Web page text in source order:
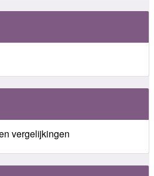
vergelijkingen